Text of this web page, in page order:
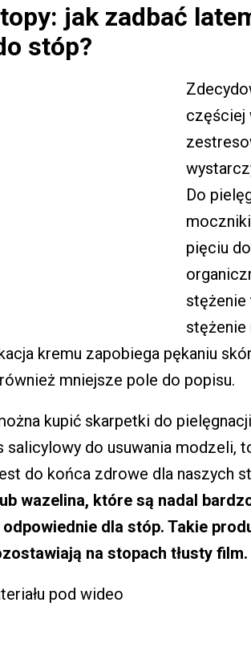
jak zadbać
stóp?
częściej
Do
pięciu
stężenie
stężenie
kremu zapobiega pękaniu
mniejsze pole do popisu.
kupić skarpetki do
salicylowy do usuwania modzeli,
do końca zdrowe dla naszych
wazelina, które są nadal
dla stóp. Takie
na stopach tłusty film.
pod wideo